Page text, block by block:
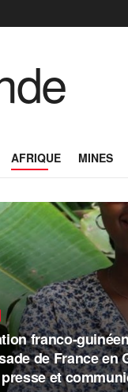
AFRIQUE MINES
franco-
de France
et